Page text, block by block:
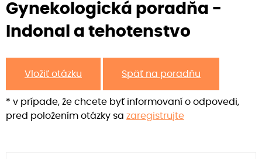
Gynekologická poradňa -
Indonal a tehotenstvo
Vložiť otázku Späť na poradňu
* v prípade, že chcete byť informovaní o odpovedi,
pred položením otázky sa zaregistrujte